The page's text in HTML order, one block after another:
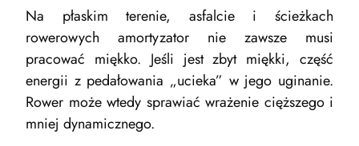
Na płaskim terenie, asfalcie i ścieżkach
rowerowych amortyzator nie zawsze musi
pracować miękko. Jeśli jest zbyt miękki, część
energii z pedałowania „ucieka” w jego uginanie.
Rower może wtedy sprawiać wrażenie cięższego i
mniej dynamicznego.